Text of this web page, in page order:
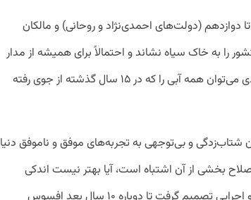
دوازدهم (دولت‌های احمدی‌نژاد و روحانی) و مالکان
را به خاک سیاه نشاند و احتمالاً برای همیشه از مدار
خارج کرد. آیا با یک لایحه دقیقه نودی می‌توان همه آبی را که در ۱۵ سال گذشته از جوی رفته
شتاب‌زدگی و بی‌توجهی به تجربه‌های موفق و ناموفق دنیا
بخشی از آن اشتباه است، آیا بهتر نیست اندکی